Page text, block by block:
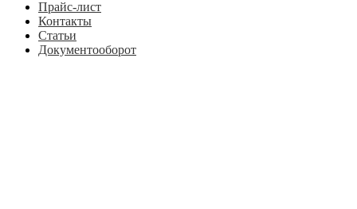
Прайс-лист
Контакты
Статьи
Документооборот